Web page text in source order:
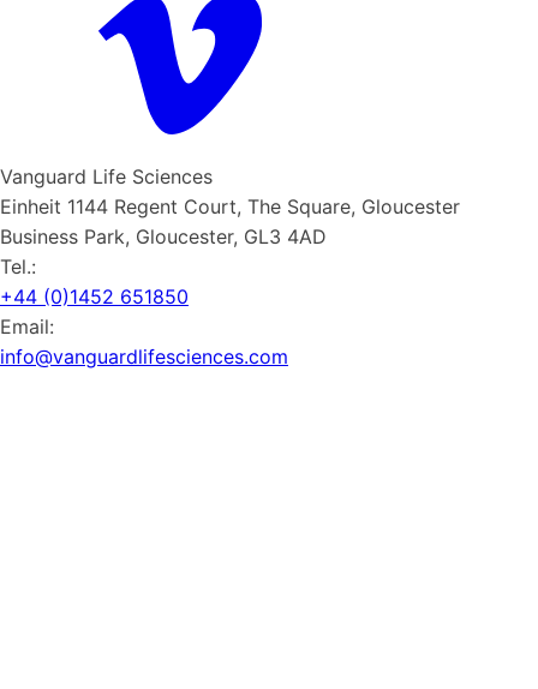
Vanguard Life Sciences
Einheit 1144 Regent Court, The Square, Gloucester
Business Park, Gloucester, GL3 4AD
Tel.:
+44 (0)1452 651850
Email:
info@vanguardlifesciences.com